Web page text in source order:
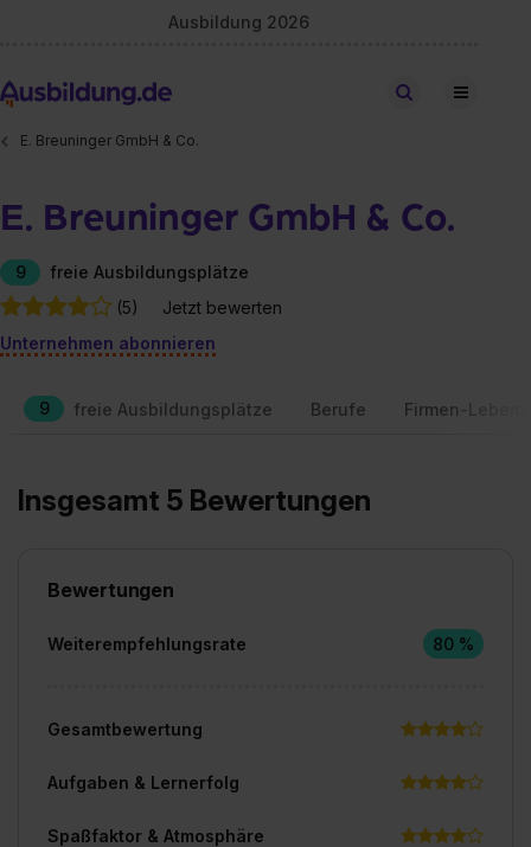
Ausbildung 2026
Stellen finden
E. Breuninger GmbH & Co.
E. Breuninger GmbH & Co.
9
freie Ausbildungsplätze
(5)
Jetzt bewerten
Unternehmen abonnieren
9 freie Ausbildungsplätze Berufe Firmen-
Insgesamt 5 Bewertungen
Bewertungen
Weiterempfehlungsrate 80 %
Gesamtbewertung
Aufgaben & Lernerfolg
Spaßfaktor & Atmosphäre